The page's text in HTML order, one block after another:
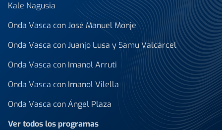
Kale Nagusia
Onda Vasca con José Manuel Monje
Onda Vasca con Juanjo Lusa y Samu Valcárcel
Onda Vasca con Imanol Arruti
Onda Vasca con Imanol Vilella
Onda Vasca con Ángel Plaza
Ver todos los programas